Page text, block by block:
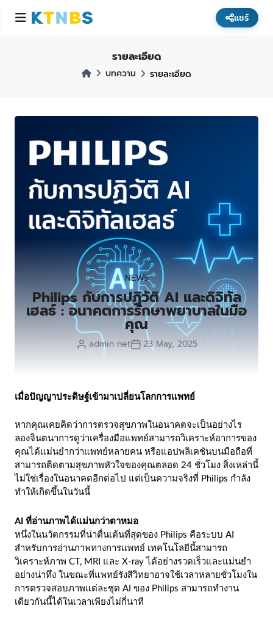
แชร์
รายละเอียด
บทความ รายละเอียด
NEWS
Philips กับการปฏิวัติ AI และดิจิทัล
เฮลธ์ : อนาคตการรักษาพยาบาลในมือ
คุณ
admin net 23 May, 2025
เมื่อปัญญาประดิษฐ์เข้ามาเปลี่ยนโลกการแพทย์
หากคุณเคยคิดว่าการตรวจสุขภาพในอนาคตจะเป็นอย่างไร
ลองจินตนาการดูว่าเครื่องมือแพทย์สามารถวิเคราะห์อาการของ
คุณได้แม่นยำกว่าแพทย์หลายคน หรือแอปพลิเคชันบนมือถือที่
สามารถติดตามสุขภาพหัวใจของคุณตลอด 24 ชั่วโมง สิ่งเหล่านี้
ไม่ใช่เรื่องในอนาคตอีกต่อไป แต่เป็นความจริงที่ Philips กำลัง
ทำให้เกิดขึ้นในวันนี้
AI ที่อ่านภาพได้แม่นกว่าตาหมอ
หนึ่งในนวัตกรรมที่น่าตื่นเต้นที่สุดของ Philips คือระบบ AI
สำหรับการอ่านภาพทางการแพทย์ เทคโนโลยีนี้สามารถ
วิเคราะห์ภาพ CT, MRI และ X-ray ได้อย่างรวดเร็วและแม่นยำ
อย่างน่าทึ่ง ในขณะที่แพทย์รังสีวิทยาอาจใช้เวลาหลายชั่วโมงใน
การตรวจสอบภาพแต่ละชุด AI ของ Philips สามารถทำงาน
เดียวกันนี้ได้ในเวลาเพียงไม่กี่นาที